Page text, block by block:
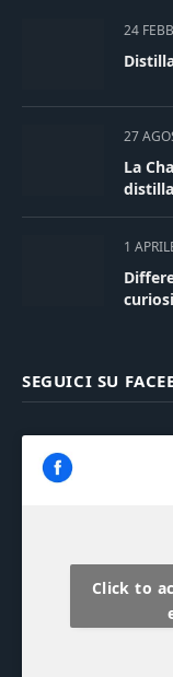
24
27
La
1
SEGUICI SU
Click to